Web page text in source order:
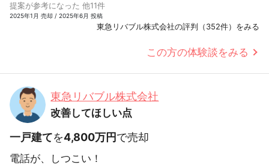
提案が参考になった 他11件
2025年1月 売却 / 2025年6月 投稿
東急リバブル株式会社の評判（352件）をみる
この方の体験談をみる
東急リバブル株式会社
改善してほしい点
一戸建てを4,800万円で売却
電話が、しつこい！